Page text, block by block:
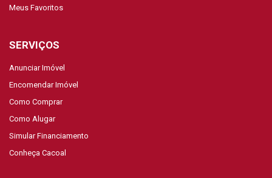
Meus Favoritos
SERVIÇOS
Anunciar Imóvel
Encomendar Imóvel
Como Comprar
Como Alugar
Simular Financiamento
Conheça Cacoal